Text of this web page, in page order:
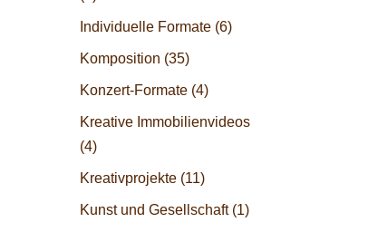
Individuelle Formate (6)
Komposition (35)
Konzert-Formate (4)
Kreative Immobilienvideos
(4)
Kreativprojekte (11)
Kunst und Gesellschaft(1)